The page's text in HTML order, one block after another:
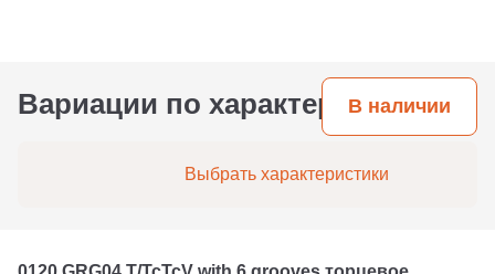
Вариации по характеристикам
В наличии
Выбрать характеристики